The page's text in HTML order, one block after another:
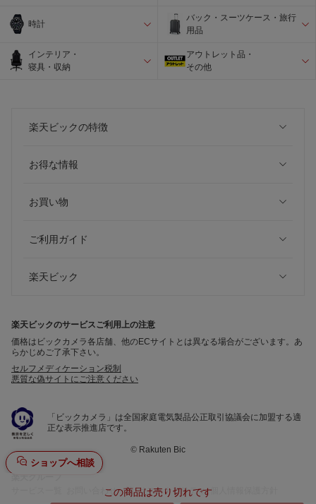
この商品は売り切れです
ショップへ相談
時計
バック・スーツケース・旅行
用品
インテリア・
寝具・収納
アウトレット品・
その他
楽天ビックの特徴
お得な情報
お買い物
ご利用ガイド
楽天ビック
楽天ビックのサービスご利用上の注意
価格はビックカメラ各店舗、他のECサイトとは異なる場合がございます。あ
らかじめご了承下さい。
セルフメディケーション税制
悪質な偽サイトにご注意ください
「ビックカメラ」は全国家庭電気製品公正取引協議会に加盟する適
正な表示推進店です。
© Rakuten Bic
お問い合わせ一覧 サステナビリティ 個人情報保護方針